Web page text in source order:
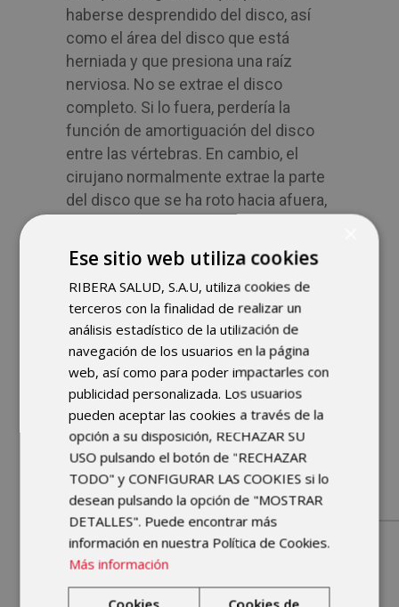
haberse desprendido del disco, así
como el área del disco que está
herniada y que presiona una raíz
nerviosa. No se extrae el disco
completo. Si lo fuera, perdería la
función de amortiguación del disco
entre las vértebras. En cambio, el
cirujano normalmente extrae la parte
del disco que se ha roto hacia afuera,
problemas en el futuro.Una
laminectomía se usa a menudo para
tratar hernias de disco recurrentes o
cuando hay tejido cicatricial
involucrado. La laminectomía también
se puede utilizar en casos de
estenosis espinal en la que todo el
canal se estrecha como un anillo en
un dedo hinchado.
Rizotomía
Ese sitio web utiliza cookies
RIBERA SALUD, S.A.U, utiliza cookies de
terceros con la finalidad de realizar un
análisis estadístico de la utilización de
navegación de los usuarios en la página
web, así como para poder impactarles con
publicidad personalizada. Los usuarios
pueden aceptar las cookies a través de la
opción a su disposición, RECHAZAR SU
USO pulsando el botón de "RECHAZAR
TODO" y CONFIGURAR LAS COOKIES si lo
desean pulsando la opción de "MOSTRAR
DETALLES". Puede encontrar más
información en nuestra Política de Cookies.
Más información
Cookies
Cookies de